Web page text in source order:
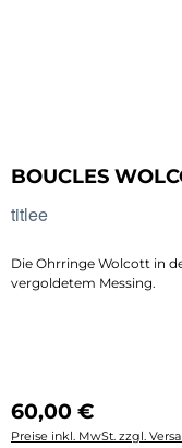
BOUCLES
titlee
Die Ohrringe Wolcott in
vergoldetem Messing.
Regulärer Preis:
60,00 €
Preise inkl. MwSt. zzgl.